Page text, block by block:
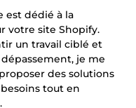
est dédié à la
votre site Shopify.
un travail ciblé et
je me
des solutions
tout en